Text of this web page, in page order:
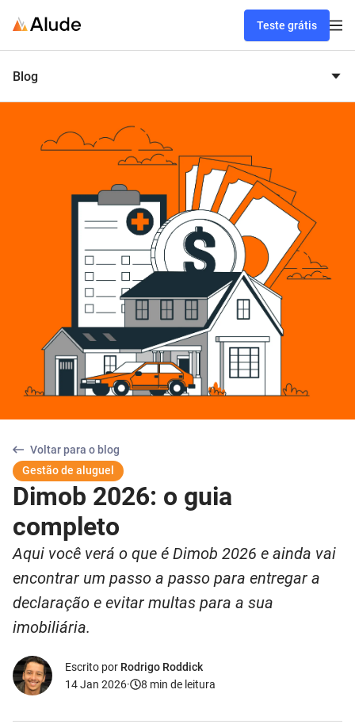
Teste grátis
Blog
Voltar para o blog
Gestão de aluguel
Dimob 2026: o guia
completo
Aqui você verá o que é Dimob 2026 e ainda vai
encontrar um passo a passo para entregar a
declaração e evitar multas para a sua
imobiliária.
Escrito por Rodrigo Roddick
14 Jan 2026· 8 min de leitura